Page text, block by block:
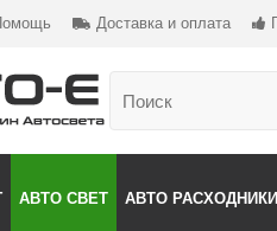
Доставка и оплата
АВТО СВЕТ АВТО РАСХОДНИКИ